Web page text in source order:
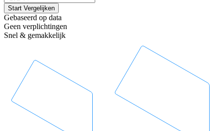
Start Vergelijken
Gebaseerd op data
Geen verplichtingen
Snel & gemakkelijk